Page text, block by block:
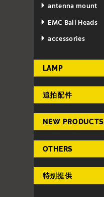
antenna mount
EMC Ball Heads
accessories
LAMP
追拍配件
NEW PRODUCTS
OTHERS
特别提供